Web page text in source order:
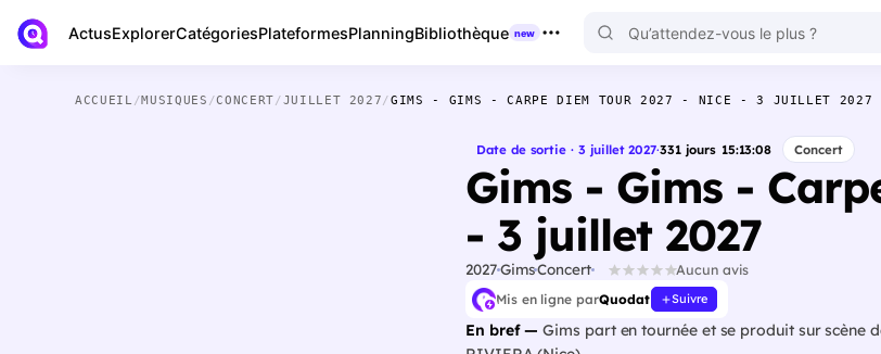
ActusExplorerCatégoriesPlateformesPlanningBibliothèque new
ACCUEIL /MUSIQUES /CONCERT/JUILLET 2027/GIMS - GIMS - CARPE DIEM TOUR 2027 - NICE - 3 JUILLET 2027
Date de sortie · 3 juillet 2027·331 jours 15:13:07 Concert
Gims - Gims -
- 3 juillet 2027
2027GimsConcert Aucun avis
Mis en ligne parQuodat Suivre
En bref — Gims part en tournée et se produit sur scène